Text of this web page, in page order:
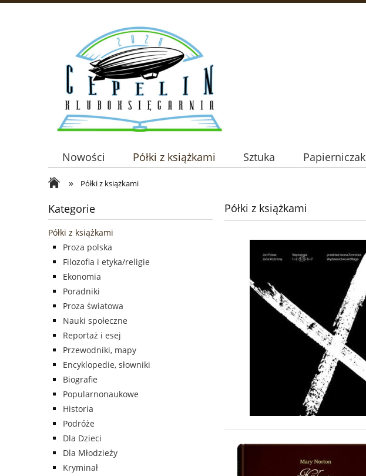
Nowości Półki z książkami Sztuka Papierniczak
» Półki z książkami
Kategorie
Półki z książkami
Proza polska
Filozofia i etyka/religie
Ekonomia
Poradniki
Proza światowa
Nauki społeczne
Reportaż i esej
Przewodniki, mapy
Encyklopedie, słowniki
Biografie
Popularnonaukowe
Historia
Podróże
Dla Dzieci
Dla Młodzieży
Kryminał
Półki z książkami